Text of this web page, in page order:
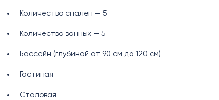
Количество спален — 5
Количество ванных — 5
Бассейн (глубиной от 90 см до 120 см)
Гостиная
Столовая